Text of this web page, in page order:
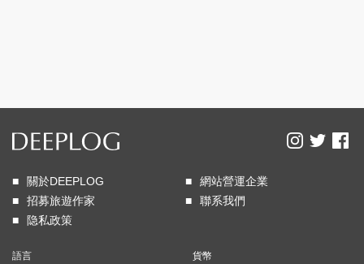
關於DEEPLOG
網站營運企業
招募旅遊作家
聯系我們
隐私政策
語言 貨幣